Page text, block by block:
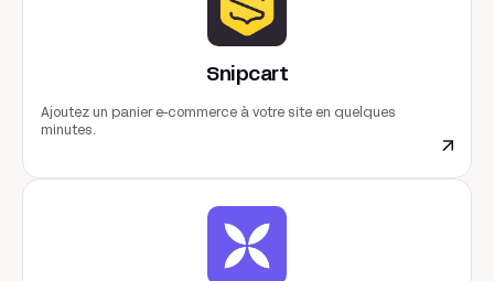
Snipcart
Ajoutez un panier e-commerce à votre site en quelques
minutes.